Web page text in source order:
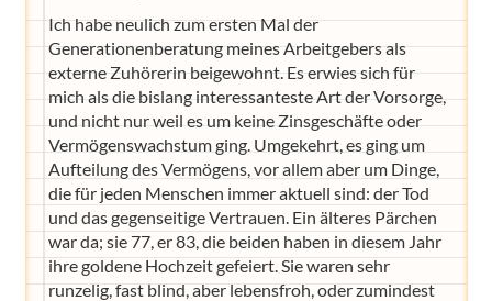
Ich habe neulich zum ersten Mal der
Generationenberatung meines Arbeitgebers als
externe Zuhörerin beigewohnt. Es erwies sich für
mich als die bislang interessanteste Art der Vorsorge,
und nicht nur weil es um keine Zinsgeschäfte oder
Vermögenswachstum ging. Umgekehrt, es ging um
Aufteilung des Vermögens, vor allem aber um Dinge,
die für jeden Menschen immer aktuell sind: der Tod
und das gegenseitige Vertrauen. Ein älteres Pärchen
war da; sie 77, er 83, die beiden haben in diesem Jahr
ihre goldene Hochzeit gefeiert. Sie waren sehr
runzelig, fast blind, aber lebensfroh, oder zumindest